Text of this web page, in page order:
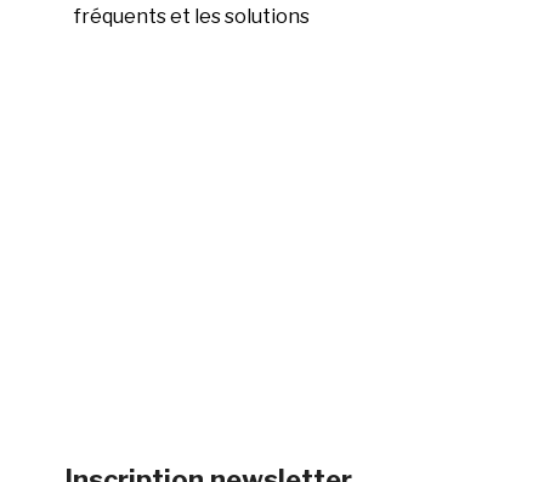
fréquents et les solutions